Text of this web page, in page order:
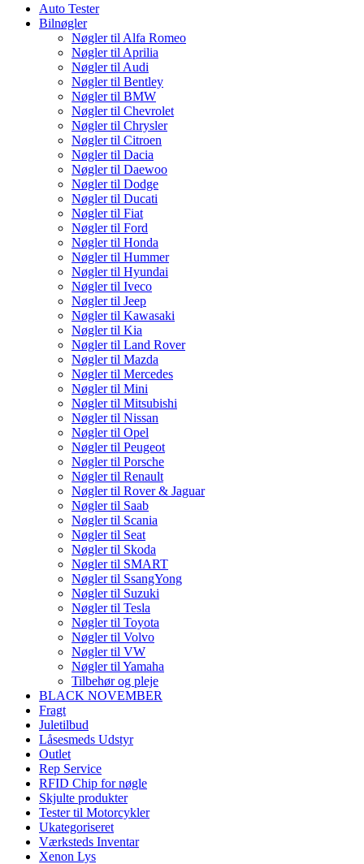
Auto Tester
Bilnøgler
Nøgler til Alfa Romeo
Nøgler til Aprilia
Nøgler til Audi
Nøgler til Bentley
Nøgler til BMW
Nøgler til Chevrolet
Nøgler til Chrysler
Nøgler til Citroen
Nøgler til Dacia
Nøgler til Daewoo
Nøgler til Dodge
Nøgler til Ducati
Nøgler til Fiat
Nøgler til Ford
Nøgler til Honda
Nøgler til Hummer
Nøgler til Hyundai
Nøgler til Iveco
Nøgler til Jeep
Nøgler til Kawasaki
Nøgler til Kia
Nøgler til Land Rover
Nøgler til Mazda
Nøgler til Mercedes
Nøgler til Mini
Nøgler til Mitsubishi
Nøgler til Nissan
Nøgler til Opel
Nøgler til Peugeot
Nøgler til Porsche
Nøgler til Renault
Nøgler til Rover & Jaguar
Nøgler til Saab
Nøgler til Scania
Nøgler til Seat
Nøgler til Skoda
Nøgler til SMART
Nøgler til SsangYong
Nøgler til Suzuki
Nøgler til Tesla
Nøgler til Toyota
Nøgler til Volvo
Nøgler til VW
Nøgler til Yamaha
Tilbehør og pleje
BLACK NOVEMBER
Fragt
Juletilbud
Låsesmeds Udstyr
Outlet
Rep Service
RFID Chip for nøgle
Skjulte produkter
Tester til Motorcykler
Ukategoriseret
Værksteds Inventar
Xenon Lys